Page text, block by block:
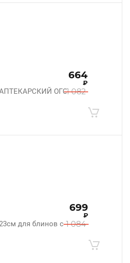
ОГОРОД
1 082
664
₽
для блинов с 1 084
699
₽